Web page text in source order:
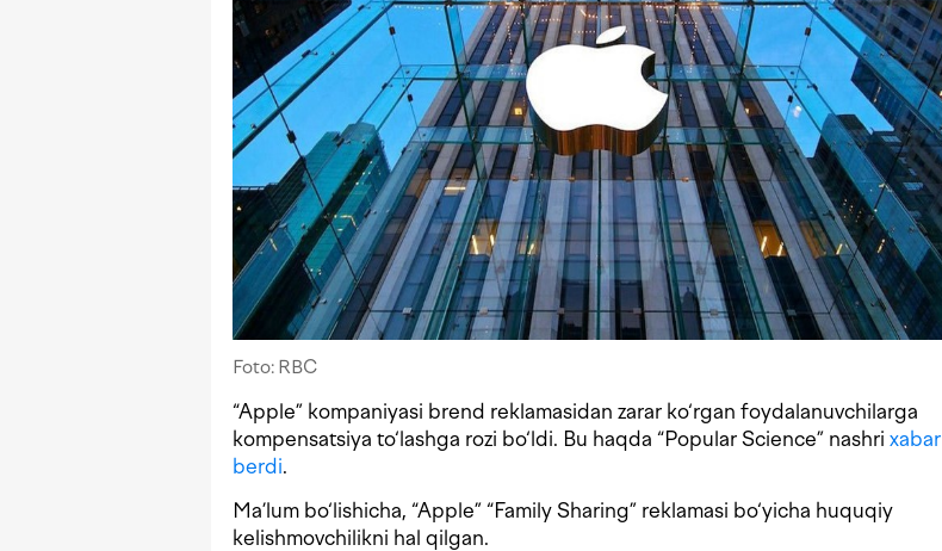
Foto: RBC
“Apple” kompaniyasi brend reklamasidan zarar ko‘rgan foydalanuvchilarga
kompensatsiya to‘lashga rozi bo‘ldi. Bu haqda “Popular Science” nashri xabar
berdi.
Ma’lum bo‘lishicha, “Apple” “Family Sharing” reklamasi bo‘yicha huquqiy
kelishmovchilikni hal qilgan.